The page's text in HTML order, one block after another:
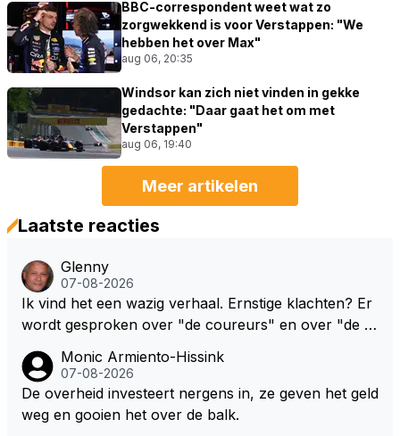
BBC-correspondent weet wat zo
zorgwekkend is voor Verstappen: "We
hebben het over Max"
aug 06, 20:35
Windsor kan zich niet vinden in gekke
gedachte: "Daar gaat het om met
Verstappen"
aug 06, 19:40
Meer artikelen
Laatste reacties
Glenny
07-08-2026
Ik vind het een wazig verhaal. Ernstige klachten? Er
wordt gesproken over "de coureurs" en over "de te
aakt hoe deze standpunten c.q. opvattingen zijn ver
deeld. Ik bedoel, hoeveel coureurs, 2, 8 of meer? E
n hoeveel en welke teams? De coureurs hebben er
Monic Armiento-Hissink
07-08-2026
De overheid investeert nergens in, ze geven het geld
weg en gooien het over de balk.